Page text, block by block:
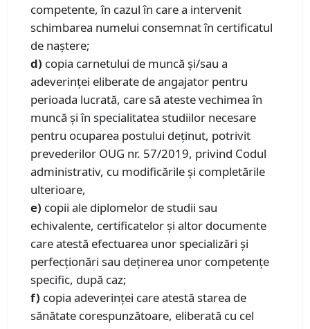
competente, în cazul în care a intervenit
schimbarea numelui consemnat în certificatul
de naștere;
d) copia carnetului de muncă şi/sau a
adeverinţei eliberate de angajator pentru
perioada lucrată, care să ateste vechimea în
muncă şi în specialitatea studiilor necesare
pentru ocuparea postului deținut, potrivit
prevederilor OUG nr. 57/2019, privind Codul
administrativ, cu modificările şi completările
ulterioare,
e) copii ale diplomelor de studii sau
echivalente, certificatelor și altor documente
care atestă efectuarea unor specializări și
perfecționări sau deținerea unor competențe
specific, după caz;
f) copia adeverinţei care atestă starea de
sănătate corespunzătoare, eliberată cu cel